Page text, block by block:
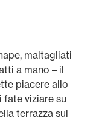
maltagliati
a mano – il
piacere allo
fate viziare su
terrazza sul